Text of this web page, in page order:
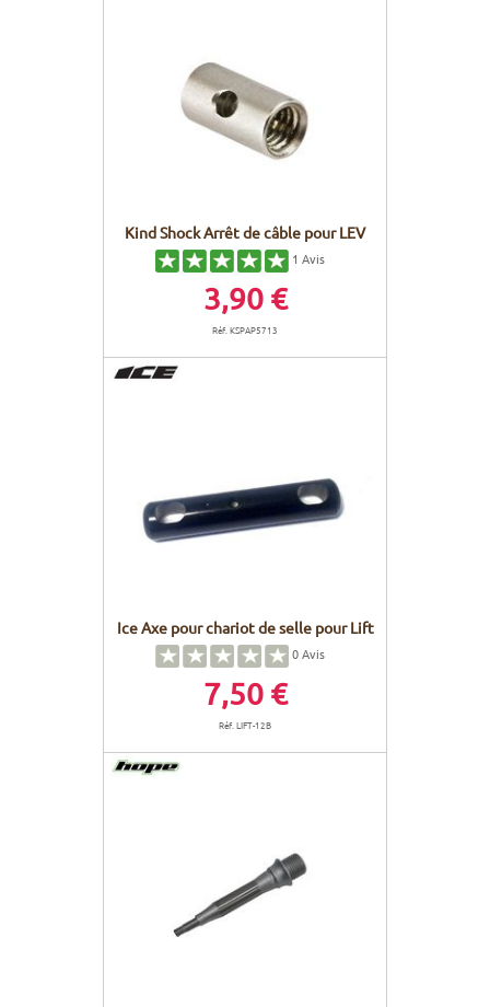
Kind Shock Arrêt de câble pour LEV
1 Avis
3,90 €
Réf. KSPAP5713
Ice Axe pour chariot de selle pour Lift
0Avis
7,50 €
Réf. LIFT-12B